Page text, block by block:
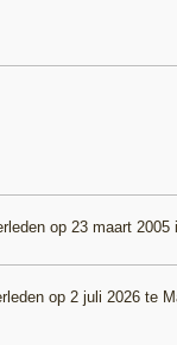
op 23 maart
op 2 juli 2026 te